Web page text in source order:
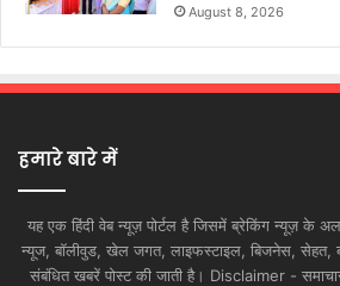
August 8, 2026
हमारे बारे में
यह एक हिंदी वेब न्यूज़ पोर्टल है जिसमें ब्रेकिंग न्यूज़ के
न्यूज, बॉलीवुड, खेल जगत, लाइफस्टाइल, बिजनेस, सेहत,
संबंधित खबरें पोस्ट की जाती है। Disclaimer -